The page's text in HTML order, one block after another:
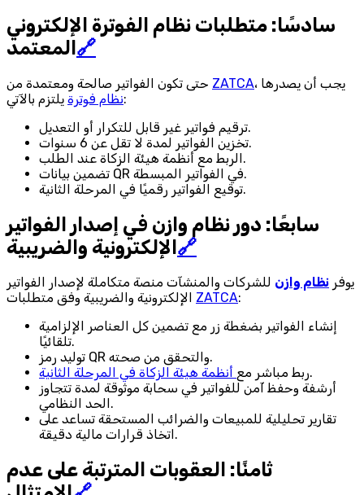
سادسًا: متطلبات نظام الفوترة الإلكتروني
المعتمد🔗
ZATCA ، يجب أن يصدرها
نظام فوترةيلتزم بالآتي:
ترقيم فواتير غير قابل للتكرار أو التعديل.
تخزين الفواتير لمدة لا تقل عن 6 سنوات.
الربط مع أنظمة هيئة الزكاة عند الطلب.
تضمين بيانات QR في الفواتير المبسطة.
توقيع الفواتير رقميًا في المرحلة الثانية.
سابعًا: دور نظام وازن في إصدار الفواتير
الإلكترونية والضريبية🔗
يوفر نظام وازن للشركات والمنشآت منصة متكاملة لإصدار الفواتير
ZATCA:
إنشاء الفواتير بضغطة زر مع تضمين كل العناصر الإلزامية
تلقائيًا.
توليد رمز QR والتحقق من صحته.
ربط مباشر مع أنظمة هيئة الزكاة في المرحلة الثانية
.
أرشفة وحفظ آمن للفواتير في سحابة موثوقة لمدة تتجاوز
الحد النظامي.
تقارير تحليلية للمبيعات والضرائب المستحقة تساعد على
اتخاذ قرارات مالية دقيقة.
ثامنًا: العقوبات المترتبة على عدم